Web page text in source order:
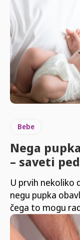
Bebe
Nega
– saveti
U prvih nekoliko
negu pupka
čega to mogu